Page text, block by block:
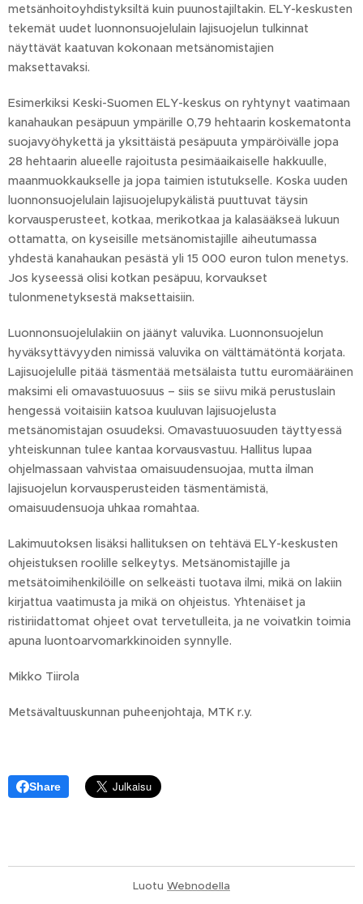
metsänhoitoyhdistyksiltä kuin puunostajiltakin. ELY-keskusten
tekemät uudet luonnonsuojelulain lajisuojelun tulkinnat
näyttävät kaatuvan kokonaan metsänomistajien
maksettavaksi.
Esimerkiksi Keski-Suomen ELY-keskus on ryhtynyt vaatimaan
kanahaukan pesäpuun ympärille 0,79 hehtaarin koskematonta
suojavyöhykettä ja yksittäistä pesäpuuta ympäröivälle jopa
28 hehtaarin alueelle rajoitusta pesimäaikaiselle hakkuulle,
maanmuokkaukselle ja jopa taimien istutukselle. Koska uuden
luonnonsuojelulain lajisuojelupykälistä puuttuvat täysin
korvausperusteet, kotkaa, merikotkaa ja kalasääkseä lukuun
ottamatta, on kyseisille metsänomistajille aiheutumassa
yhdestä kanahaukan pesästä yli 15 000 euron tulon menetys.
Jos kyseessä olisi kotkan pesäpuu, korvaukset
tulonmenetyksestä maksettaisiin.
Luonnonsuojelulakiin on jäänyt valuvika. Luonnonsuojelun
hyväksyttävyyden nimissä valuvika on välttämätöntä korjata.
Lajisuojelulle pitää täsmentää metsälaista tuttu euromääräinen
maksimi eli omavastuuosuus – siis se siivu mikä perustuslain
hengessä voitaisiin katsoa kuuluvan lajisuojelusta
metsänomistajan osuudeksi. Omavastuuosuuden täyttyessä
yhteiskunnan tulee kantaa korvausvastuu. Hallitus lupaa
ohjelmassaan vahvistaa omaisuudensuojaa, mutta ilman
lajisuojelun korvausperusteiden täsmentämistä,
omaisuudensuoja uhkaa romahtaa.
Lakimuutoksen lisäksi hallituksen on tehtävä ELY-keskusten
ohjeistuksen roolille selkeytys. Metsänomistajille ja
metsätoimihenkilöille on selkeästi tuotava ilmi, mikä on lakiin
kirjattua vaatimusta ja mikä on ohjeistus. Yhtenäiset ja
ristiriidattomat ohjeet ovat tervetulleita, ja ne voivatkin toimia
apuna luontoarvomarkkinoiden synnylle.
Mikko Tiirola
Metsävaltuuskunnan puheenjohtaja, MTK r.y.
Share
Luotu Webnodella